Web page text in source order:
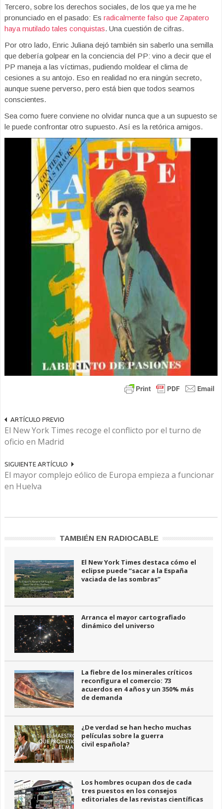
Tercero, sobre los derechos sociales, de los que ya me he
pronunciado en el pasado: Es radicalmente falso que Zapatero
haya mutilado tales conquistas. Una cuestión de cifras.
Por otro lado, Enric Juliana dejó también sin saberlo una semilla
que debería golpear en la conciencia del PP: vino a decir que el
PP maneja a las víctimas, pudiendo moldear el clima de
cesiones a su antojo. Eso en realidad no era ningún secreto,
aunque suene perverso, pero está bien que todos seamos
conscientes.
Sea como fuere conviene no olvidar nunca que a un supuesto se
le puede confrontar otro supuesto. Así es la retórica amigos.
ARTÍCULO PREVIO
El New York Times recoge el conflicto por el turno de
oficio en Madrid
SIGUIENTE ARTÍCULO
El mayor complejo eólico de Europa empieza a funcionar
en Huelva
TAMBIÉN EN RADIOCABLE
El New York Times destaca cómo el
eclipse puede “sacar a la España
vaciada de las sombras”
Arranca el mayor cartografiado
dinámico del universo
La fiebre de los minerales críticos
reconfigura el comercio: 73
acuerdos en 4 años y un 350% más
de demanda
¿De verdad se han hecho muchas
películas sobre la guerra
civil española?
Los hombres ocupan dos de cada
tres puestos en los consejos
editoriales de las revistas científicas